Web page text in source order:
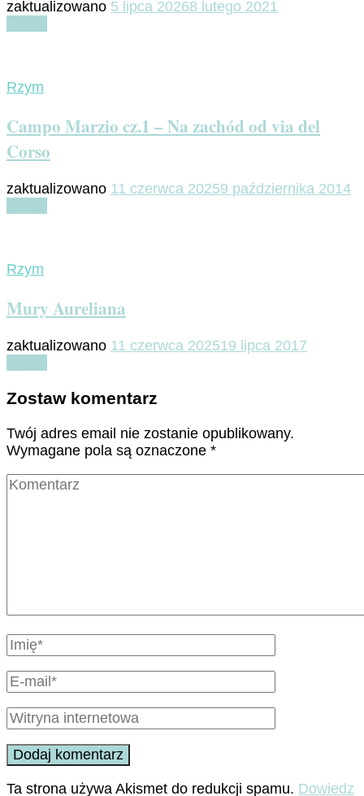
zaktualizowano 5 lipca 20268 lutego 2021
Rzym
Campo Marzio cz.1 – Na zachód od via del
Corso
zaktualizowano 11 czerwca 20259 października 2014
Rzym
Mury Aureliana
zaktualizowano 11 czerwca 202519 lipca 2017
Zostaw komentarz
Twój adres email nie zostanie opublikowany.
Wymagane pola są oznaczone *
Ta strona używa Akismet do redukcji spamu. Dowiedz